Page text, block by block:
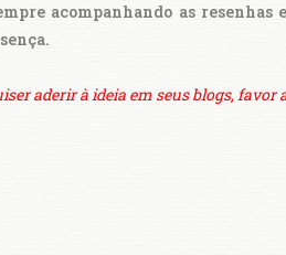
acompanhando as
aderir à ideia em seus blogs, favor